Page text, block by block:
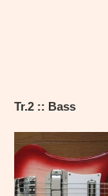
Tr.2 :: Bass